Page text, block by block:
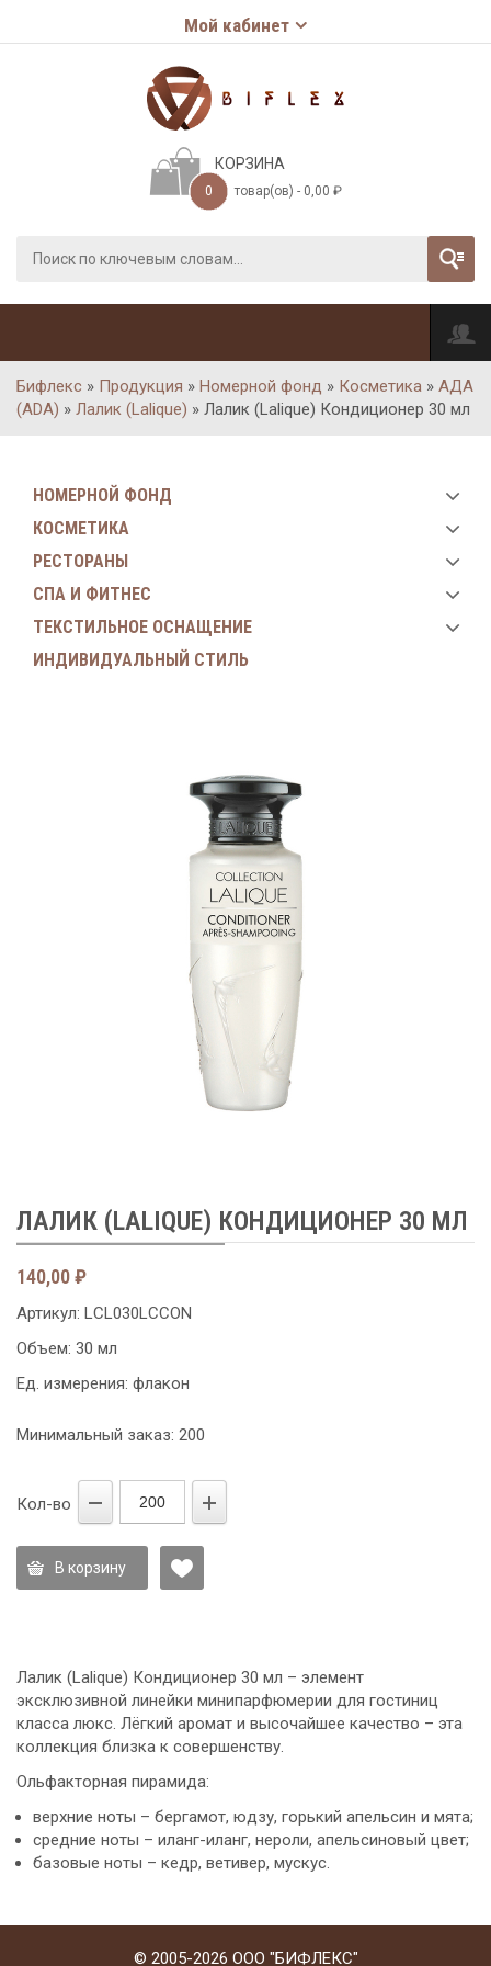
Мой кабинет
КОРЗИНА
0 товар(ов) - 0,00 ₽
Бифлекс » Продукция » Номерной фонд » Косметика » АДА
(ADA) » Лалик (Lalique) » Лалик (Lalique) Кондиционер 30 мл
НОМЕРНОЙ ФОНД
КОСМЕТИКА
РЕСТОРАНЫ
СПА И ФИТНЕС
ТЕКСТИЛЬНОЕ ОСНАЩЕНИЕ
ИНДИВИДУАЛЬНЫЙ СТИЛЬ
ЛАЛИК (LALIQUE) КОНДИЦИОНЕР 30 МЛ
140,00₽
Артикул: LCL030LCCON
Объем: 30 мл
Ед. измерения: флакон
Минимальный заказ: 200
Кол-во
В корзину
Лалик (Lalique) Кондиционер 30 мл – элемент
эксклюзивной линейки минипарфюмерии для гостиниц
класса люкс. Лёгкий аромат и высочайшее качество – эта
коллекция близка к совершенству.
Ольфакторная пирамида:
верхние ноты – бергамот, юдзу, горький апельсин и мята;
средние ноты – иланг-иланг, нероли, апельсиновый цвет;
базовые ноты – кедр, ветивер, мускус.
© 2005-2026 ООО "БИФЛЕКС"